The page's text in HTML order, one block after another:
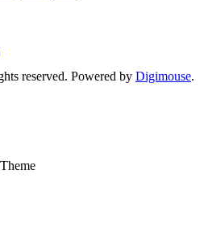
reserved. Powered by Digimouse.